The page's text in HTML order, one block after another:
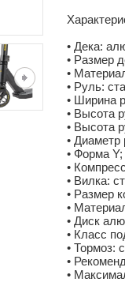
• Дека:
• Размер
•
• Руль:
• Ширина
• Высота
• Высота
• Диаметр
• Форма Y;
•
• Вилка:
• Размер
•
• Диск
• Класс
• Тормоз:
•
•